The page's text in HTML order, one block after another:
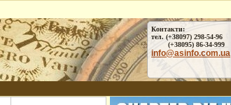
Контакти:
тел. (+38097) 298-54-96
(+38095) 86-34-999
info@asinfo.com.ua